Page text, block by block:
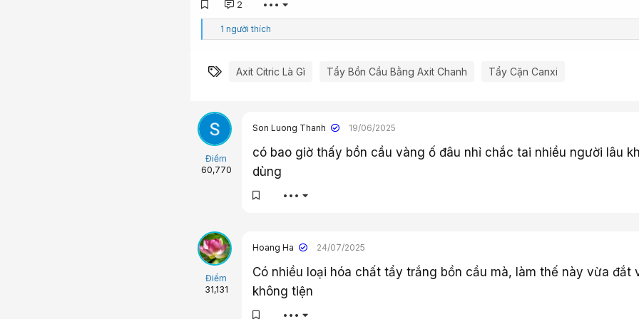
2 •••
C
ả
ú
1 người thích
Từ khóa
Axit Citric Là Gì Tẩy Bồn Cầu Bằng Axit Chanh Tẩy Cặn Canxi
Điểm
60,770
Son Luong Thanh 19/06/2025
có bao giờ thấy bồn cầu vàng ố đâu nhỉ chắc tai nhiều người lâu
dùng
•••
Điểm
31,131
Hoang Ha 24/07/2025
Có nhiều loại hóa chất tẩy trắng bồn cầu mà, làm thế này vừa đắt
không tiện
•••